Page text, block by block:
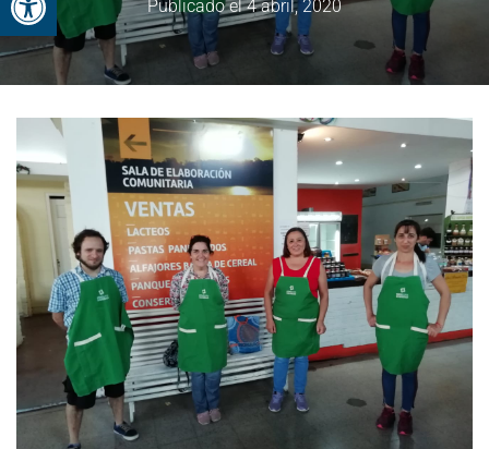
Publicado el4 abril, 2020